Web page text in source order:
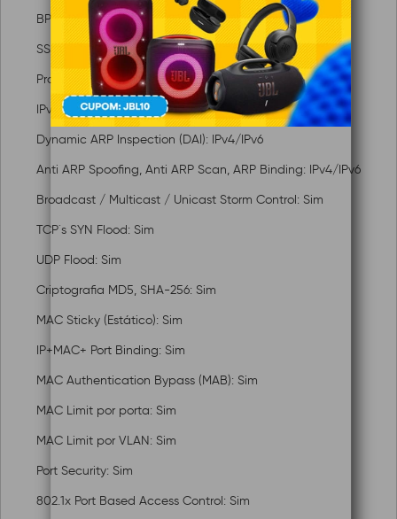
BPDU Tunnel: Sim
SSH v1/v2: Sim
Proteção contra ataque DoS: IPv4/IPv6
IPv4/IPv6 Source Guard: Sim
Dynamic ARP Inspection (DAI): IPv4/IPv6
Anti ARP Spoofing, Anti ARP Scan, ARP Binding: IPv4/IPv6
Broadcast / Multicast / Unicast Storm Control: Sim
TCP´s SYN Flood: Sim
UDP Flood: Sim
Criptografia MD5, SHA-256: Sim
MAC Sticky (Estático): Sim
IP+MAC+ Port Binding: Sim
MAC Authentication Bypass (MAB): Sim
MAC Limit por porta: Sim
MAC Limit por VLAN: Sim
Port Security: Sim
802.1x Port Based Access Control: Sim